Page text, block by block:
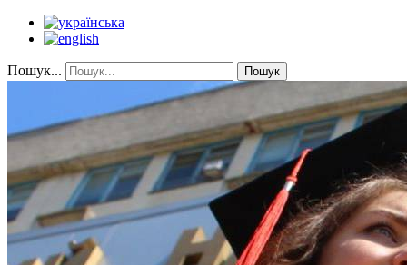
Пошук... Пошук